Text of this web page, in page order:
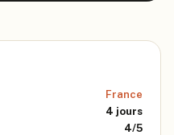
France
4 jours
4/5